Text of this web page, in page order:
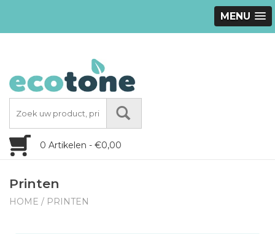
MENU
0 Artikelen - €0,00
Printen
HOME / PRINTEN